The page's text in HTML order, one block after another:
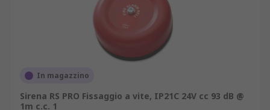
In magazzino
Sirena RS PRO Fissaggio a vite, IP21C 24V cc 93 dB @
1m c.c. 1